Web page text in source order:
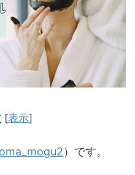
[表示]
）です。